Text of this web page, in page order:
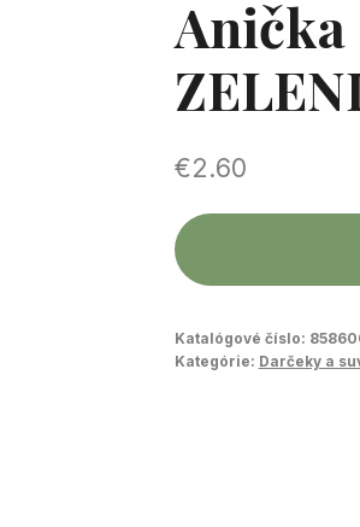
Anička
€2.60
Katalógové číslo:
Kategórie: Darčeky a